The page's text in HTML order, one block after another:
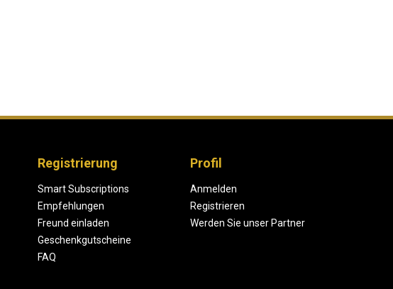
Registrierung
Smart Subscriptions
Empfehlungen
Freund einladen
Geschenkgutscheine
FAQ
Profil
Anmelden
Registrieren
Werden Sie unser Partner